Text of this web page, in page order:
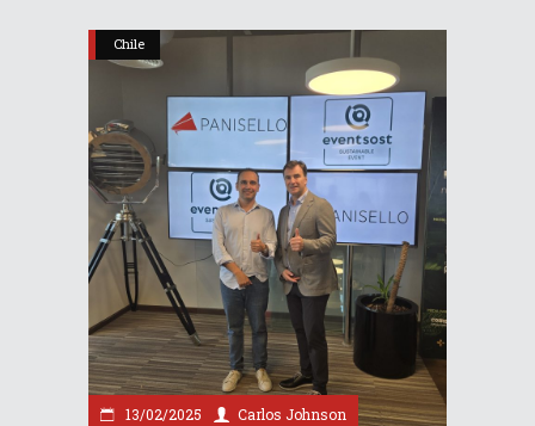
Chile
13/02/2025 Carlos Johnson